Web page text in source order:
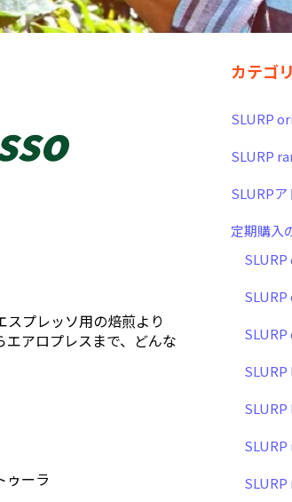
プレッソ用の焙煎より
アロプレスまで、どんな
ゥーラ
カテゴ
SLURP
SLURP
SLURP
定期購入